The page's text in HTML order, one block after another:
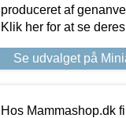
produceret af
Klik her for at se
Se udvalget på
Hos Mammashop.dk